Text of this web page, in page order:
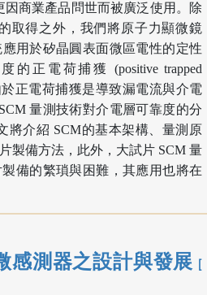
商業產品問世而被廣泛使用。除
取得之外，我們將原子力顯微鏡
用於矽晶圓表面微區電性的定性
正電荷捕獲 (positive trapped
於正電荷捕獲是導致漏電流與介電
量測技術對介電層可靠度的分
將介紹 SCM的基本架構、量測原
製備方法，此外，大試片 SCM 量
備的繁瑣與困難，其應用也將在
感測器之設計與發展